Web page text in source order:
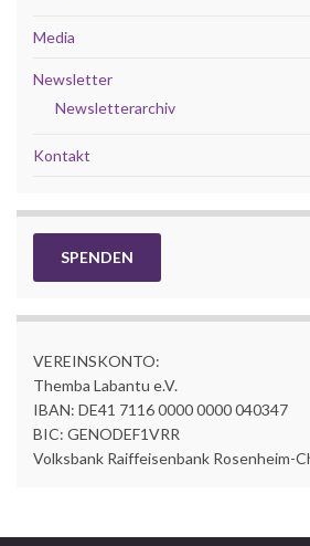
Media
Newsletter
Newsletterarchiv
Kontakt
SPENDEN
VEREINSKONTO:
Themba Labantu e.V.
IBAN: DE41 7116 0000 0000 040347
BIC: GENODEF1VRR
Volksbank Raiffeisenbank Rosenheim-